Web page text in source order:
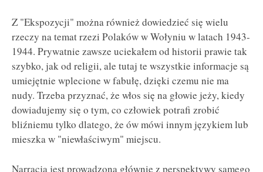
Z "Ekspozycji" można również dowiedzieć się wielu
rzeczy na temat rzezi Polaków w Wołyniu w latach 1943-
1944. Prywatnie zawsze uciekałem od historii prawie tak
szybko, jak od religii, ale tutaj te wszystkie informacje są
umiejętnie wplecione w fabułę, dzięki czemu nie ma
nudy. Trzeba przyznać, że włos się na głowie jeży, kiedy
dowiadujemy się o tym, co człowiek potrafi zrobić
bliźniemu tylko dlatego, że ów mówi innym językiem lub
mieszka w "niewłaściwym" miejscu.
Narracja jest prowadzona głównie z perspektywy samego